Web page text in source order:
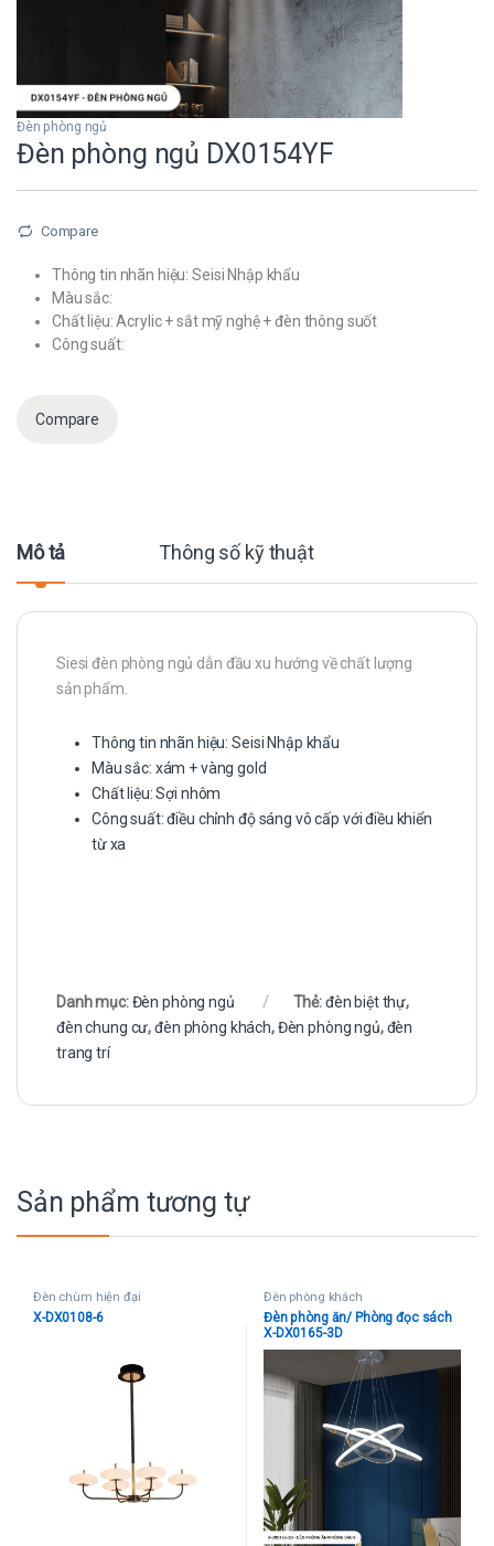
Đèn phòng ngủ
Đèn phòng ngủ DX0154YF
Compare
Thông tin nhãn hiệu: Seisi Nhập khẩu
Màu sắc:
Chất liệu: Acrylic + sắt mỹ nghệ + đèn thông suốt
Công suất:
Compare
Mô tả Thông số kỹ thuật
Siesi đèn phòng ngủ dẫn đầu xu hướng về chất lượng
sản phẩm.
Thông tin nhãn hiệu: Seisi Nhập khẩu
Màu sắc: xám + vàng gold
Chất liệu: Sợi nhôm
Công suất: điều chỉnh độ sáng vô cấp với điều khiển
từ xa
Danh mục:Đèn phòng ngủ Thẻ:đèn biệt thự,
đèn chung cư,đèn phòng khách,Đèn phòng ngủ,đèn
trang trí
Sản phẩm tương tự
Đèn chùm hiện đại
X-DX0108-6
Đèn phòng khách
Đèn phòng ăn/ Phòng đọc sách
X-DX0165-3D